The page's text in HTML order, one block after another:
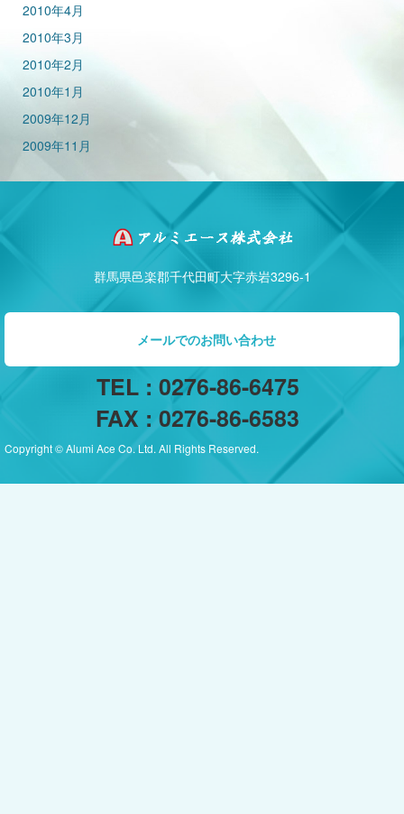
2010年4月
2010年3月
2010年2月
2010年1月
2009年12月
2009年11月
群馬県邑楽郡千代田町大字赤岩3296-1
メールでのお問い合わせ
TEL : 0276-86-6475
FAX : 0276-86-6583
Copyright © Alumi Ace Co. Ltd. All Rights Reserved.